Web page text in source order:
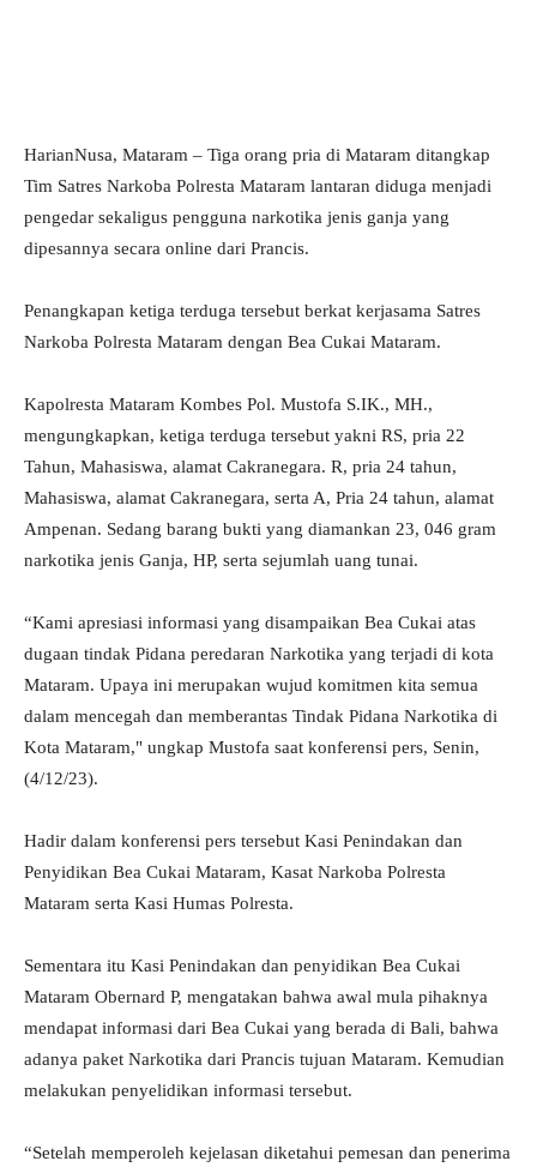
HarianNusa, Mataram – Tiga orang pria di Mataram ditangkap
Tim Satres Narkoba Polresta Mataram lantaran diduga menjadi
pengedar sekaligus pengguna narkotika jenis ganja yang
dipesannya secara online dari Prancis.
Penangkapan ketiga terduga tersebut berkat kerjasama Satres
Narkoba Polresta Mataram dengan Bea Cukai Mataram.
Kapolresta Mataram Kombes Pol. Mustofa S.IK., MH.,
mengungkapkan, ketiga terduga tersebut yakni RS, pria 22
Tahun, Mahasiswa, alamat Cakranegara. R, pria 24 tahun,
Mahasiswa, alamat Cakranegara, serta A, Pria 24 tahun, alamat
Ampenan. Sedang barang bukti yang diamankan 23, 046 gram
narkotika jenis Ganja, HP, serta sejumlah uang tunai.
“Kami apresiasi informasi yang disampaikan Bea Cukai atas
dugaan tindak Pidana peredaran Narkotika yang terjadi di kota
Mataram. Upaya ini merupakan wujud komitmen kita semua
dalam mencegah dan memberantas Tindak Pidana Narkotika di
Kota Mataram," ungkap Mustofa saat konferensi pers, Senin,
(4/12/23).
Hadir dalam konferensi pers tersebut Kasi Penindakan dan
Penyidikan Bea Cukai Mataram, Kasat Narkoba Polresta
Mataram serta Kasi Humas Polresta.
Sementara itu Kasi Penindakan dan penyidikan Bea Cukai
Mataram Obernard P, mengatakan bahwa awal mula pihaknya
mendapat informasi dari Bea Cukai yang berada di Bali, bahwa
adanya paket Narkotika dari Prancis tujuan Mataram. Kemudian
melakukan penyelidikan informasi tersebut.
“Setelah memperoleh kejelasan diketahui pemesan dan penerima